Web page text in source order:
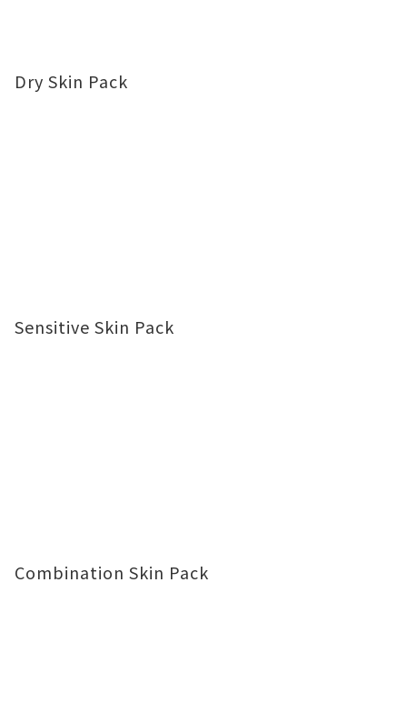
Dry Skin Pack
Sensitive Skin Pack
Combination Skin Pack